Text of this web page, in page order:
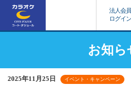
法人会員
ログイン
お知ら
2025年11月25日 イベント・キャンペーン